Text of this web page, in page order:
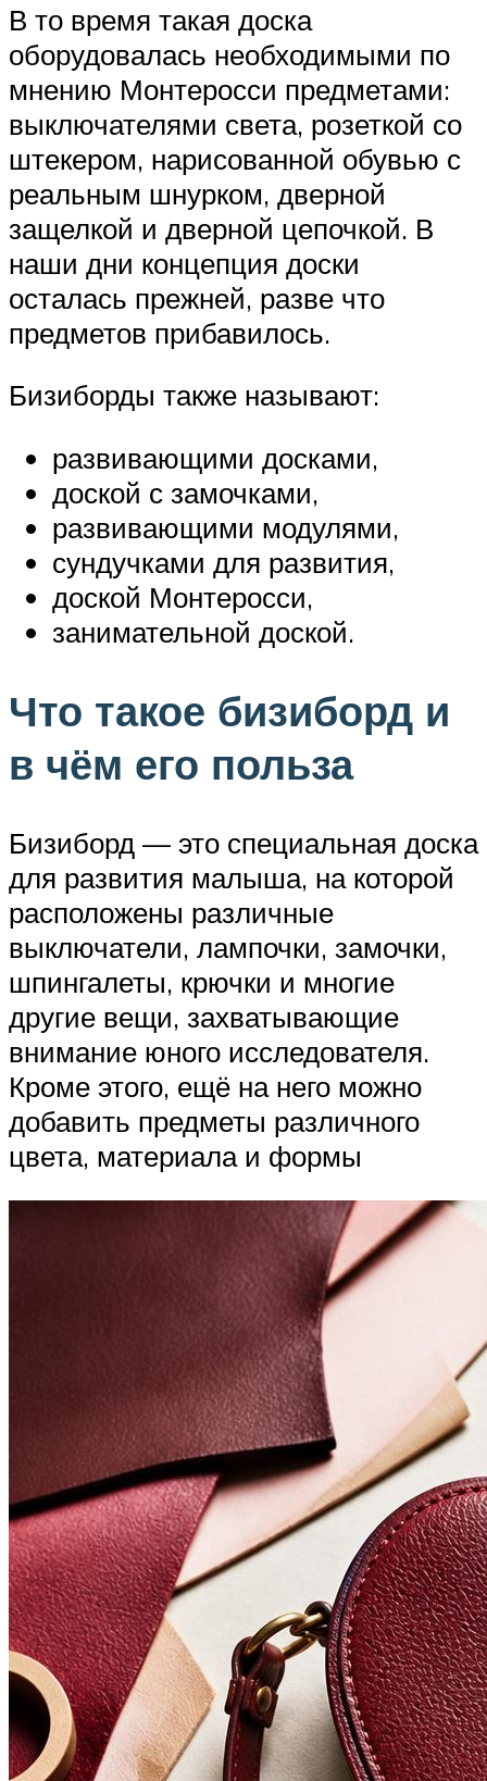
В то время такая доска
оборудовалась необходимыми по
мнению Монтеросси предметами:
выключателями света, розеткой со
штекером, нарисованной обувью с
реальным шнурком, дверной
защелкой и дверной цепочкой. В
наши дни концепция доски
осталась прежней, разве что
предметов прибавилось.
Бизиборды также называют:
развивающими досками,
доской с замочками,
развивающими модулями,
сундучками для развития,
доской Монтеросси,
занимательной доской.
Что такое бизиборд и
в чём его польза
Бизиборд — это специальная доска
для развития малыша, на которой
расположены различные
выключатели, лампочки, замочки,
шпингалеты, крючки и многие
другие вещи, захватывающие
внимание юного исследователя.
Кроме этого, ещё на него можно
добавить предметы различного
цвета, материала и формы